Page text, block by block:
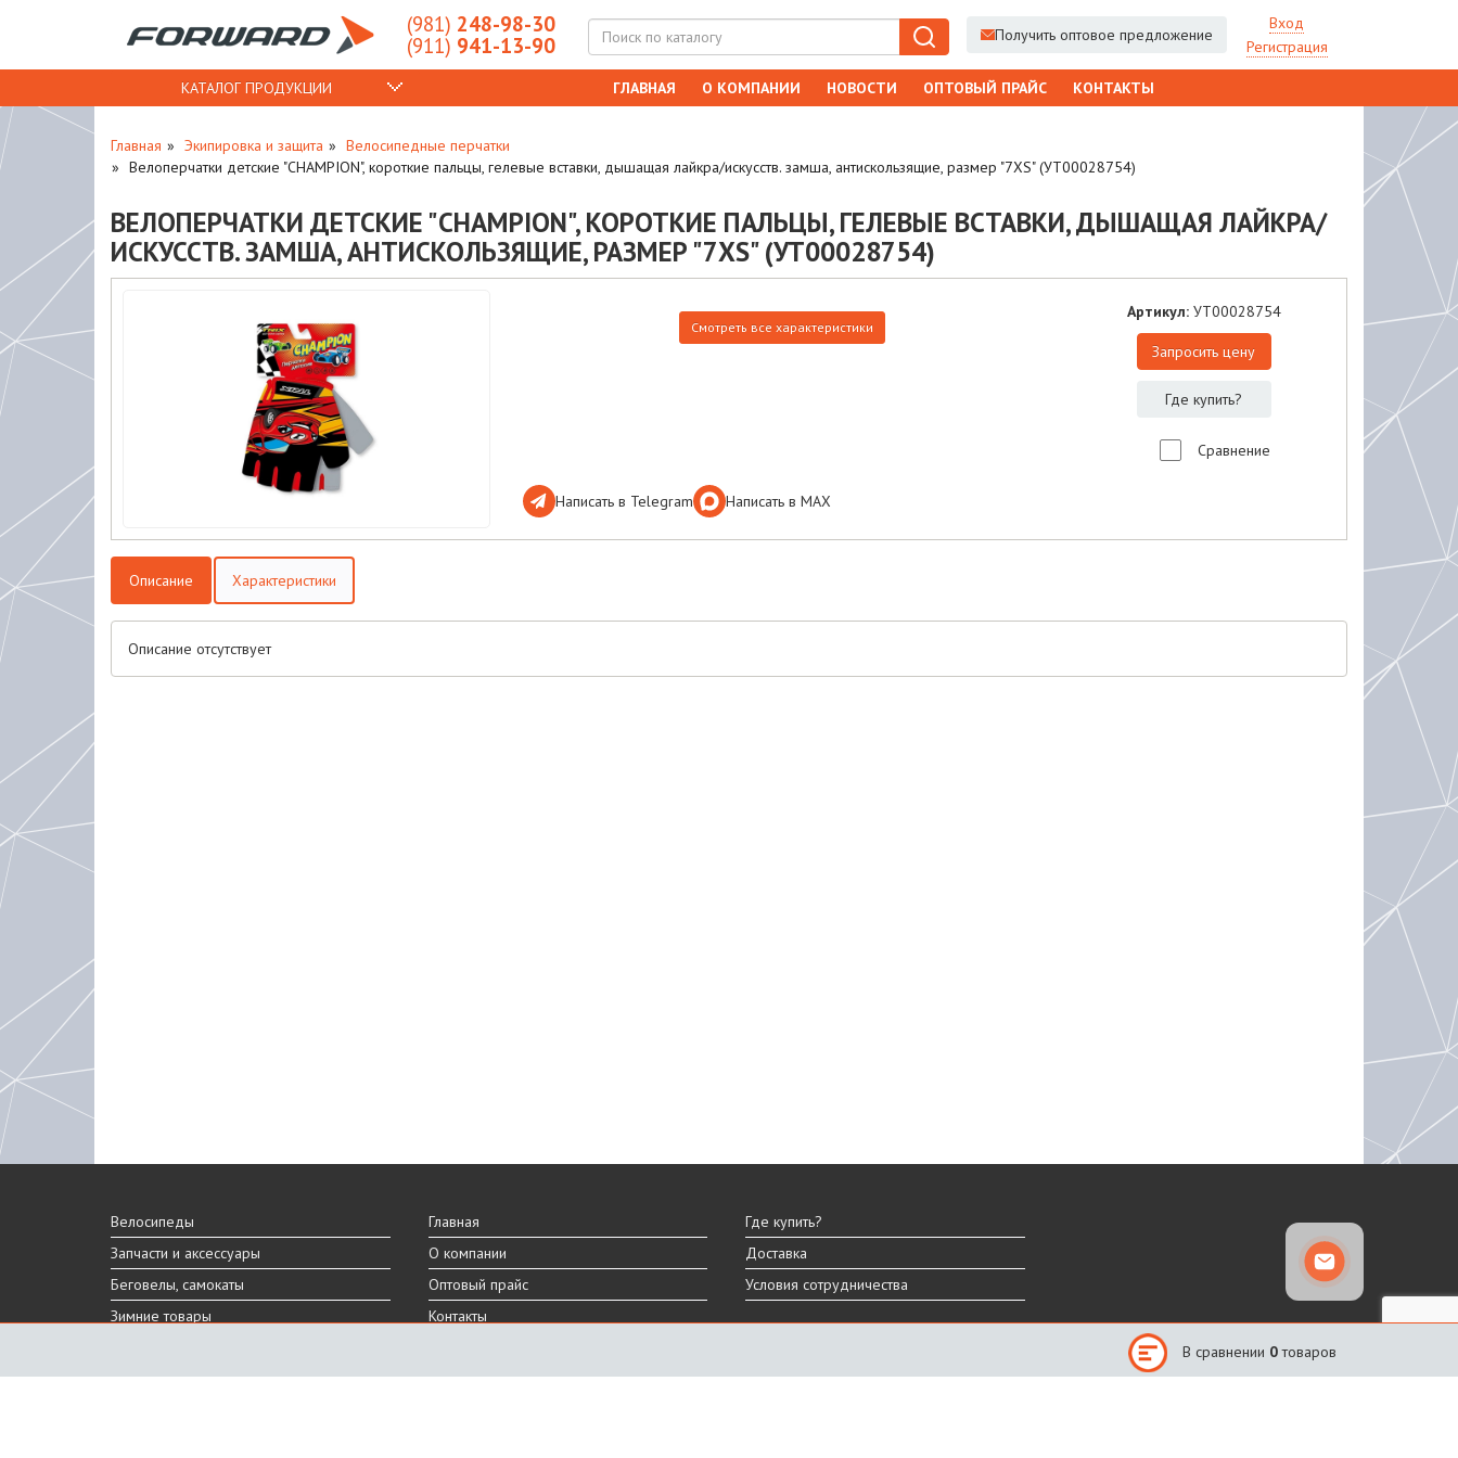
(981) 248-98-30
(911) 941-13-90 Получить оптовое предложение
Вход
Регистрация
КАТАЛОГ ПРОДУКЦИИ ГЛАВНАЯ О КОМПАНИИ НОВОСТИ ОПТОВЫЙ ПРАЙС КОНТАКТЫ
Главная Экипировка и защита
Велосипедные перчатки
Велоперчатки детские "CHAMPION", короткие пальцы, гелевые вставки, дышащая лайкра/искусств. замша, антискользящие, размер "7XS" (УТ00028754)
ВЕЛОПЕРЧАТКИ ДЕТСКИЕ "CHAMPION", КОРОТКИЕ ПАЛЬЦЫ, ГЕЛЕВЫЕ ВСТАВКИ, ДЫШАЩАЯ ЛАЙКРА/
ИСКУССТВ. ЗАМША, АНТИСКОЛЬЗЯЩИЕ, РАЗМЕР "7XS" (УТ00028754)
Смотреть все характеристики
Написать в Telegram Написать в МАХ
Артикул: УТ00028754
Запросить цену
Где купить?
Сравнение
Описание Характеристики
Описание отсутствует
Велосипеды
Запчасти и аксессуары
Беговелы, самокаты
Зимние товары
Главная
О компании
Оптовый прайс
Контакты
Где купить?
Доставка
Условия сотрудничества
В сравнении 0 товаров